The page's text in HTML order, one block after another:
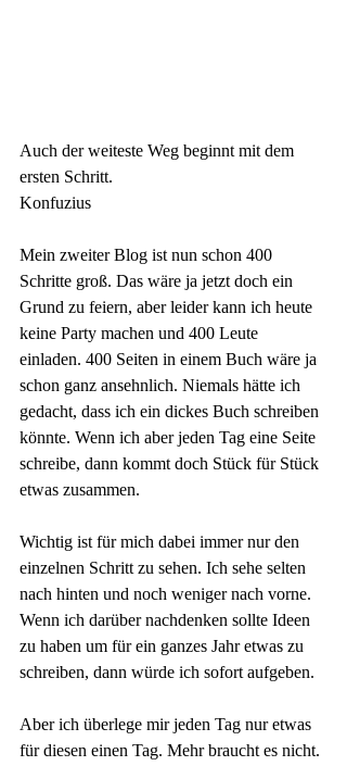
Auch der weiteste Weg beginnt mit dem
ersten Schritt.
Konfuzius
Mein zweiter Blog ist nun schon 400
Schritte groß. Das wäre ja jetzt doch ein
Grund zu feiern, aber leider kann ich heute
keine Party machen und 400 Leute
einladen. 400 Seiten in einem Buch wäre ja
schon ganz ansehnlich. Niemals hätte ich
gedacht, dass ich ein dickes Buch schreiben
könnte. Wenn ich aber jeden Tag eine Seite
schreibe, dann kommt doch Stück für Stück
etwas zusammen.
Wichtig ist für mich dabei immer nur den
einzelnen Schritt zu sehen. Ich sehe selten
nach hinten und noch weniger nach vorne.
Wenn ich darüber nachdenken sollte Ideen
zu haben um für ein ganzes Jahr etwas zu
schreiben, dann würde ich sofort aufgeben.
Aber ich überlege mir jeden Tag nur etwas
für diesen einen Tag. Mehr braucht es nicht.